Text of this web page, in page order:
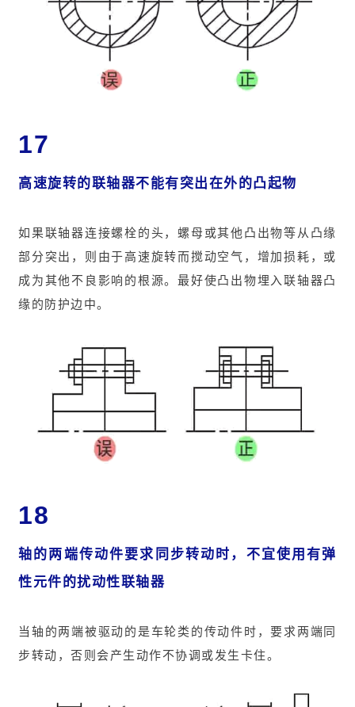
17
高速旋转的联轴器不能有突出在外的凸起物
如果联轴器连接螺栓的头，螺母或其他凸出物等从凸缘
部分突出，则由于高速旋转而搅动空气，增加损耗，或
成为其他不良影响的根源。最好使凸出物埋入联轴器凸
缘的防护边中。
18
轴的两端传动件要求同步转动时，不宜使用有弹
性元件的扰动性联轴器
当轴的两端被驱动的是车轮类的传动件时，要求两端同
步转动，否则会产生动作不协调或发生卡住。